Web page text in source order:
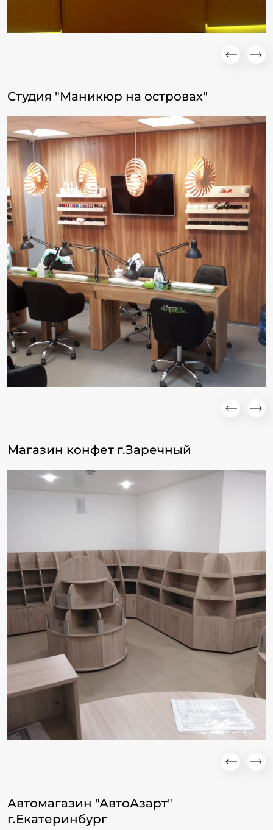
Студия "Маникюр на островах"
Магазин конфет г.Заречный
Автомагазин "АвтоАзарт"
г.Екатеринбург